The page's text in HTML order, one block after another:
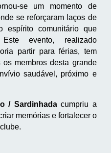
um momento de
se reforçaram laços de
espírito comunitário que
evento, realizado
partir para férias, tem
membros desta grande
saudável, próximo e
/ Sardinhadacumpriu a
memórias e fortalecer o